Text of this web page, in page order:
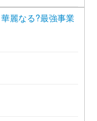
麗なる?最強事業